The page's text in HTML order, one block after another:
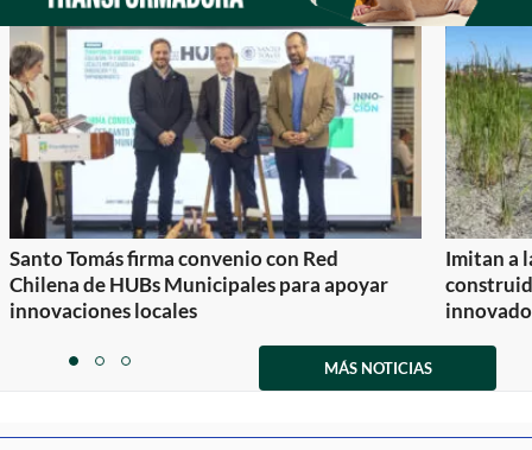
Santo Tomás firma convenio con Red
Chilena de HUBs Municipales para apoyar
innovaciones locales
Imitan a
itemitemitem
MÁS NOTICIAS